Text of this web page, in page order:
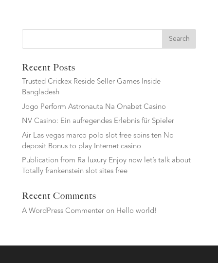
Search
Recent Posts
Trusted Crickex Reside Seller Games Inside
Bangladesh
Jogo Perform Astronauta Na Onabet Casino
NV Casino: Ein aufregendes Erlebnis für Spieler
Air Las vegas marco polo slot free spins ten No
deposit Bonus to play Internet casino
Publication from Ra luxury Enjoy now let’s talk about
Totally frankenstein slot sites free
Recent Comments
A WordPress Commenteron Hello world!